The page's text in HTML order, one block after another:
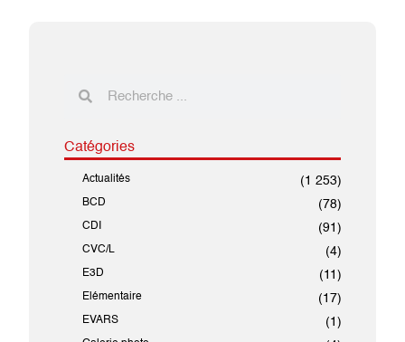
Catégories
Actualités (1 253)
BCD (78)
CDI (91)
CVC/L (4)
E3D (11)
Elémentaire (17)
EVARS (1)